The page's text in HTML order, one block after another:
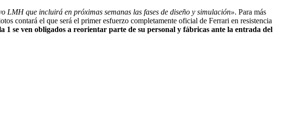
que incluirá en próximas semanas las fases de diseño y simulación». Para más
contará el que será el primer esfuerzo completamente oficial de Ferrari en resistencia
1 se ven obligados a reorientar parte de su personal y fábricas ante la entrada del